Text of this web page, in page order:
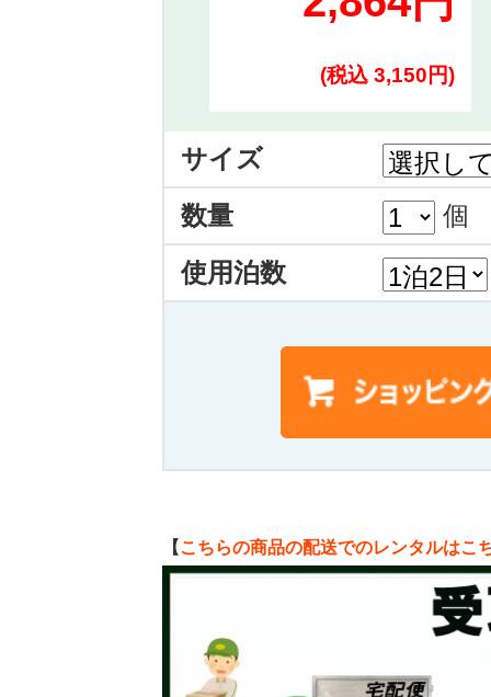
(税込 3,150円)
サイズ
数量
個
使用泊数
【こちらの商品の配送でのレンタルはこ